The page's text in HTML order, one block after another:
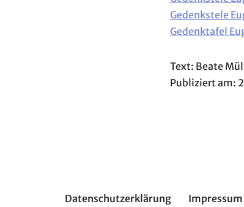
Gedenkstele
Gedenktafel
Text: Beate
Publiziert am:
Datenschutzerklärung Impressum